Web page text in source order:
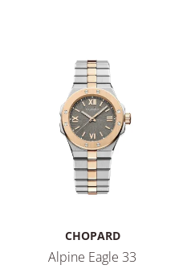
CHOPARD
Alpine Eagle 33